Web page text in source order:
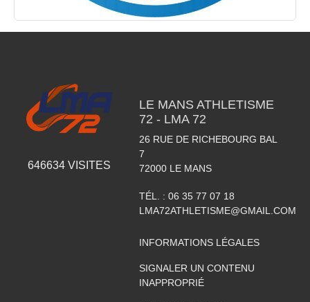
646634 VISITES
LE MANS ATHLETISME
72 - LMA 72
26 RUE DE RICHEBOURG BAL
7
72000 LE MANS
TÉL. : 06 35 77 07 18
LMA72ATHLETISME@GMAIL.COM
INFORMATIONS LÉGALES
SIGNALER UN CONTENU
INAPPROPRIÉ